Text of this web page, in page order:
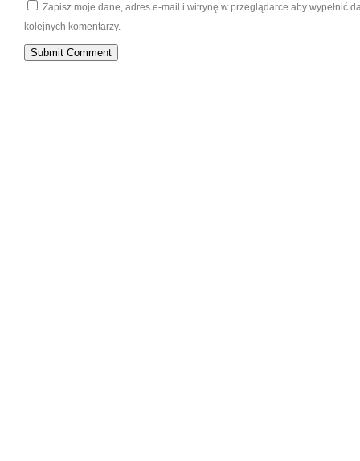
Zapisz moje dane, adres e-mail i witrynę w przeglądarce aby wypełnić
kolejnych komentarzy.